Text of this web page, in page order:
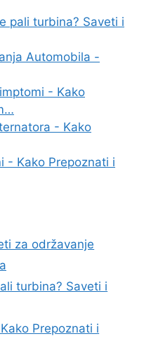
pali turbina? Saveti i
Automobila -
- Kako
- Kako
- Kako Prepoznati i
za održavanje
turbina? Saveti i
Prepoznati i